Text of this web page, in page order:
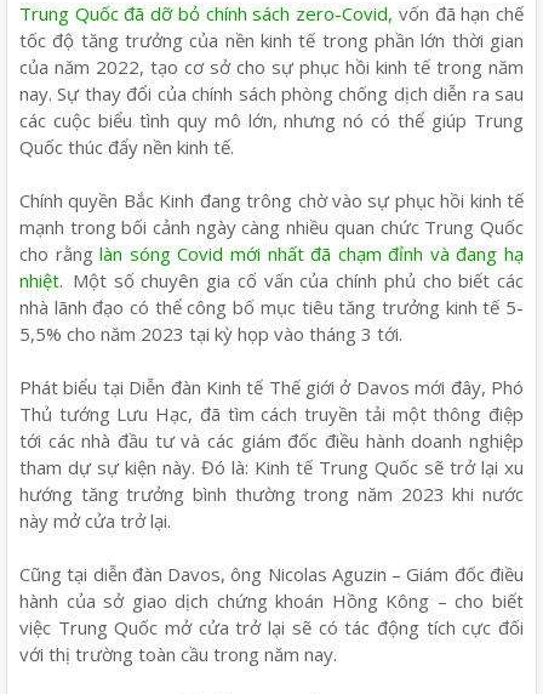
Trung Quốc đã dỡ bỏ chính sách zero-Covid, vốn đã hạn chế
tốc độ tăng trưởng của nền kinh tế trong phần lớn thời gian
của năm 2022, tạo cơ sở cho sự phục hồi kinh tế trong năm
nay. Sự thay đổi của chính sách phòng chống dịch diễn ra sau
các cuộc biểu tình quy mô lớn, nhưng nó có thể giúp Trung
Quốc thúc đẩy nền kinh tế.
Chính quyền Bắc Kinh đang trông chờ vào sự phục hồi kinh tế
mạnh trong bối cảnh ngày càng nhiều quan chức Trung Quốc
cho rằnglàn sóng Covid mới nhất đã chạm đỉnh và đang hạ
nhiệt. Một số chuyên gia cố vấn của chính phủ cho biết các
nhà lãnh đạo có thể công bố mục tiêu tăng trưởng kinh tế 5-
5,5% cho năm 2023 tại kỳ họp vào tháng 3 tới.
Phát biểu tại Diễn đàn Kinh tế Thế giới ở Davos mới đây, Phó
Thủ tướng Lưu Hạc, đã tìm cách truyền tải một thông điệp
tới các nhà đầu tư và các giám đốc điều hành doanh nghiệp
tham dự sự kiện này. Đó là: Kinh tế Trung Quốc sẽ trở lại xu
hướng tăng trưởng bình thường trong năm 2023 khi nước
này mở cửa trở lại.
Cũng tại diễn đàn Davos, ông Nicolas Aguzin – Giám đốc điều
hành của sở giao dịch chứng khoán Hồng Kông – cho biết
việc Trung Quốc mở cửa trở lại sẽ có tác động tích cực đối
với thị trường toàn cầu trong năm nay.